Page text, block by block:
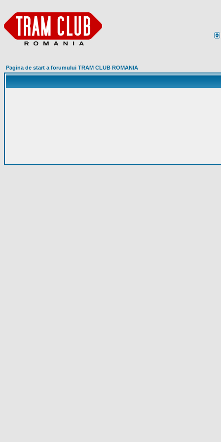
Pagina de start a forumului TRAM CLUB ROMANIA